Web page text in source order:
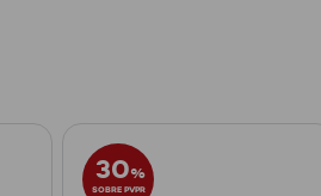
30%
SOBRE PVPR